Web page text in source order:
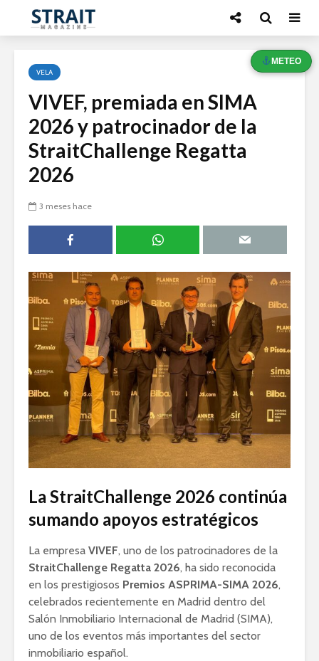
VELA
VIVEF, premiada en SIMA
2026 y patrocinador de la
StraitChallenge Regatta
2026
3 meses hace
La StraitChallenge 2026 continúa
sumando apoyos estratégicos
La empresa VIVEF, uno de los patrocinadores de la
StraitChallenge Regatta 2026, ha sido reconocida
en los prestigiosos Premios ASPRIMA-SIMA 2026,
celebrados recientemente en Madrid dentro del
Salón Inmobiliario Internacional de Madrid (SIMA),
uno de los eventos más importantes del sector
inmobiliario español.
METEO